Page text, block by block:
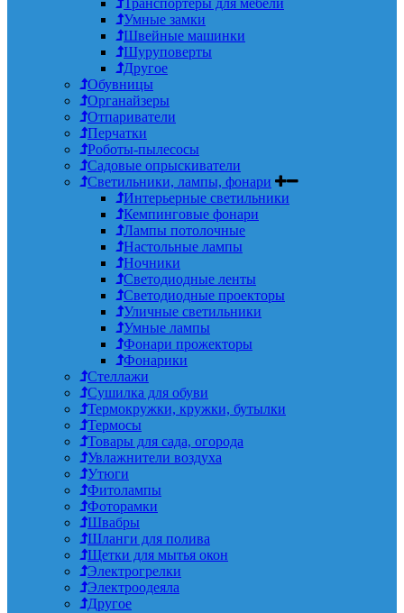
Умные замки
Швейные машинки
Шуруповерты
Другое
Обувницы
Органайзеры
Отпариватели
Перчатки
Роботы-пылесосы
Садовые опрыскиватели
Светильники, лампы, фонари
Интерьерные светильники
Кемпинговые фонари
Лампы потолочные
Настольные лампы
Ночники
Светодиодные ленты
Светодиодные проекторы
Уличные светильники
Умные лампы
Фонари прожекторы
Фонарики
Стеллажи
Сушилка для обуви
Термокружки, кружки, бутылки
Термосы
Товары для сада, огорода
Увлажнители воздуха
Утюги
Фитолампы
Фоторамки
Швабры
Шланги для полива
Щетки для мытья окон
Электрогрелки
Электроодеяла
Другое